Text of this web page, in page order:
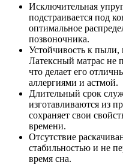
Исключительная
подстраивается под
оптимальное
позвоночника.
Устойчивость к
Латексный матрас не
что делает его
аллергиями и астмой.
Длительный срок
изготавливаются из
сохраняет свои
времени.
Отсутствие
стабильностью и не
время сна.